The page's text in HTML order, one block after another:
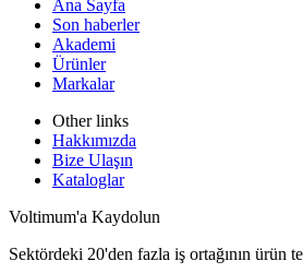
Ana Sayfa
Son haberler
Akademi
Ürünler
Markalar
Other links
Hakkımızda
Bize Ulaşın
Kataloglar
Voltimum'a Kaydolun
Sektördeki 20'den fazla iş ortağının ürün